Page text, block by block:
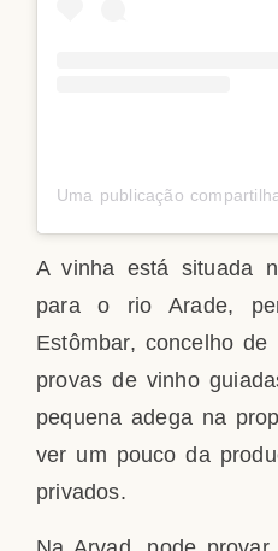
A vinha está situada
para o rio Arade,
Estômbar, concelho
provas de vinho
pequena adega na
ver um pouco da
privados.